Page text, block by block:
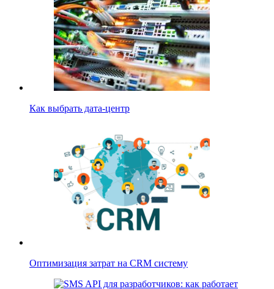
Как выбрать дата-центр
Оптимизация затрат на CRM систему